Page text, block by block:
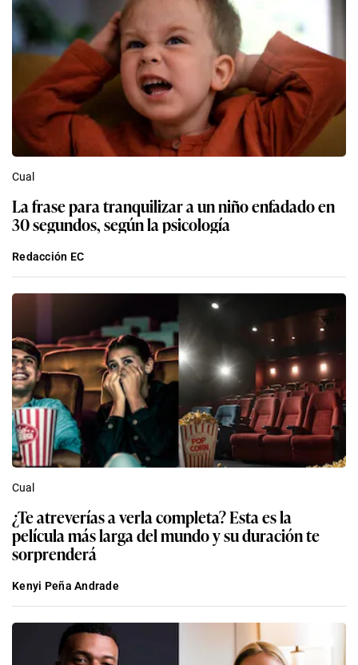
Cual
La frase para tranquilizar a un niño enfadado en
30 segundos, según la psicología
Redacción EC
Cual
¿Te atreverías a verla completa? Esta es la
película más larga del mundo y su duración te
sorprenderá
Kenyi Peña Andrade